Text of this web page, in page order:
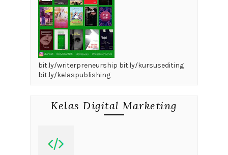
bit.ly/writerpreneurship bit.ly/kursusediting
bit.ly/kelaspublishing
Kelas Digital Marketing